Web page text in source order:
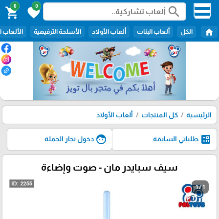
search
0
favorite
0
shopping_cart
home الكل ألعاب البنات ألعاب الأولاد الأسلحة الترفيهية الألعاب
الرئيسية كل المنتجات ألعاب الأولاد
ballot طلباتي السابقة face دخول تجار الجملة
سيف سبايدر مان - صوت وإضاءة
1 / 1